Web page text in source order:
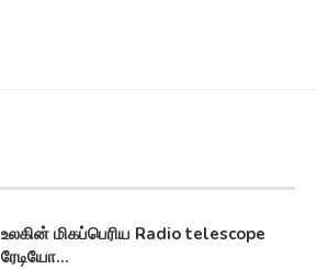
உலகின் மிகப்பெரிய Radio telescope
ரேடியோ...